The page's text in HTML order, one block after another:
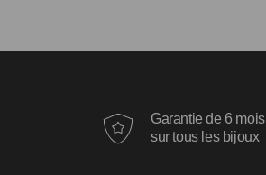
Garantie de 6 mois
sur tous les bijoux